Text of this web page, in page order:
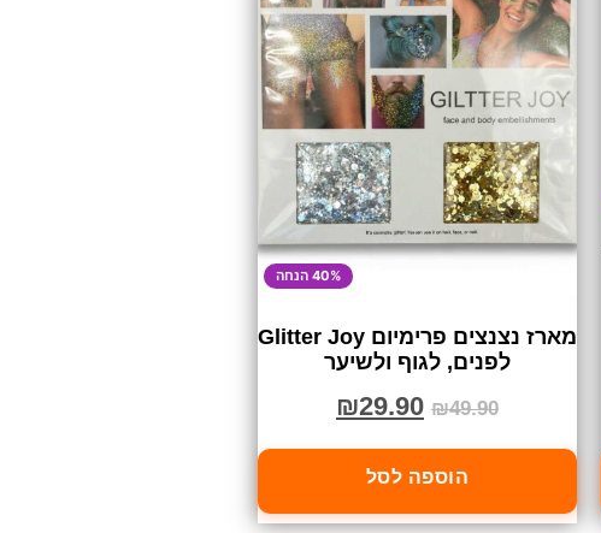
40% הנחה
מארז נצנצים פרימיום Glitter Joy
לפנים, לגוף ולשיער
₪49.90
₪29.90
הוספה לסל